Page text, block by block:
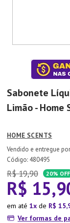
Sabonete
Limão - Home
HOME SCENTS
: 480495
R$ 19,90 20% OFF
R$ 15,
em até 1 de R$ 15,
Ver formas de
7º
Xicara
Tapete
Aparelho
10º Lixeira